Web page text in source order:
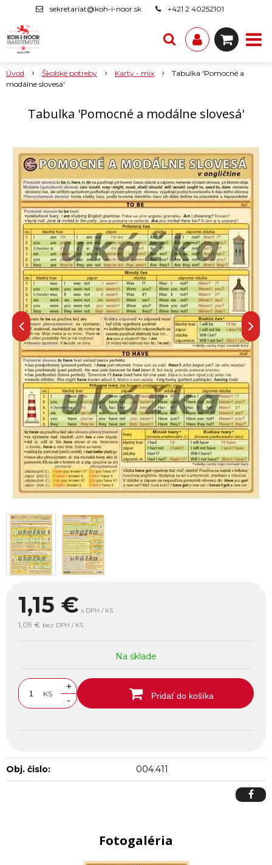
sekretariat@koh-i-noor.sk +421 2 40252101
Úvod Školské potreby Karty - mix
Tabulka 'Pomocné a
modálne slovesá'
Tabulka 'Pomocné a modálne slovesá'
1,15 € s DPH / KS
1,09 € bez DPH / KS
Na sklade
KS
+
-
Pridať do košíka
Obj. čislo: 004.411
Fotogaléria